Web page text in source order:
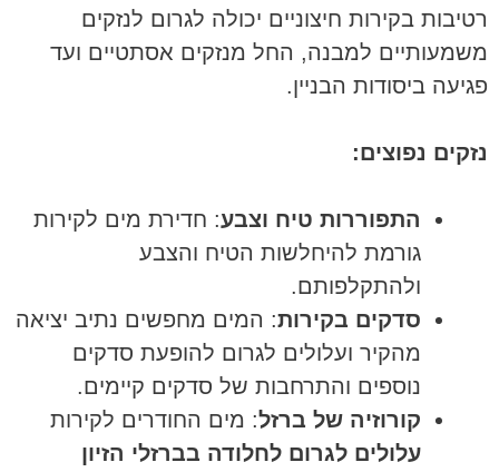
רטיבות בקירות חיצוניים יכולה לגרום לנזקים
משמעותיים למבנה, החל מנזקים אסתטיים ועד
פגיעה ביסודות הבניין.
נזקים נפוצים:
התפוררות טיח וצבע: חדירת מים לקירות
גורמת להיחלשות הטיח והצבע
ולהתקלפותם.
סדקים בקירות: המים מחפשים נתיב יציאה
מהקיר ועלולים לגרום להופעת סדקים
נוספים והתרחבות של סדקים קיימים.
קורוזיה של ברזל: מים החודרים לקירות
עלולים לגרום לחלודה בברזלי הזיון